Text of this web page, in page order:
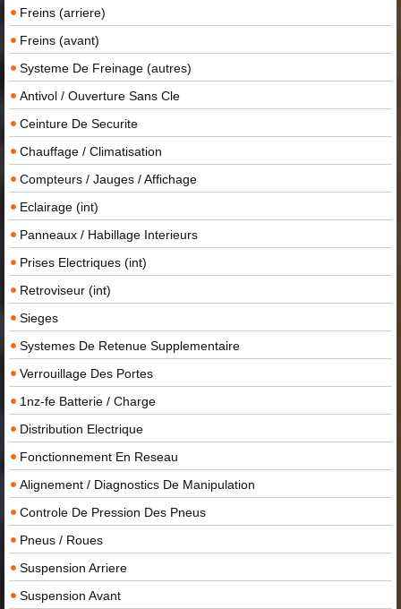
Freins (arriere)
Freins (avant)
Systeme De Freinage (autres)
Antivol / Ouverture Sans Cle
Ceinture De Securite
Chauffage / Climatisation
Compteurs / Jauges / Affichage
Eclairage (int)
Panneaux / Habillage Interieurs
Prises Electriques (int)
Retroviseur (int)
Sieges
Systemes De Retenue Supplementaire
Verrouillage Des Portes
1nz-fe Batterie / Charge
Distribution Electrique
Fonctionnement En Reseau
Alignement / Diagnostics De Manipulation
Controle De Pression Des Pneus
Pneus / Roues
Suspension Arriere
Suspension Avant